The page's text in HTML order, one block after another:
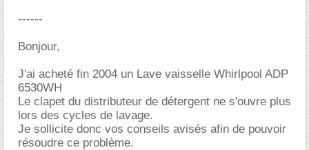
------
Bonjour,
J'ai acheté fin 2004 un Lave vaisselle Whirlpool ADP
6530WH
Le clapet du distributeur de détergent ne s'ouvre plus
lors des cycles de lavage.
Je sollicite donc vos conseils avisés afin de pouvoir
résoudre ce problème.